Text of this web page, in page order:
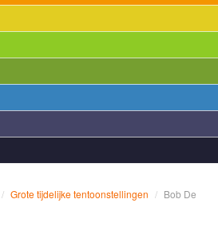
/ Grote tijdelijke tentoonstellingen / Bob De